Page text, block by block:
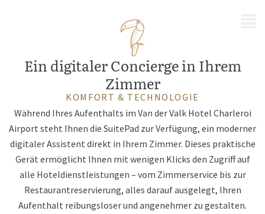
Ein digitaler Concierge in Ihrem
Zimmer
KOMFORT & TECHNOLOGIE
Während Ihres Aufenthalts im Van der Valk Hotel Charleroi
Airport steht Ihnen die SuitePad zur Verfügung, ein moderner
digitaler Assistent direkt in Ihrem Zimmer. Dieses praktische
Gerät ermöglicht Ihnen mit wenigen Klicks den Zugriff auf
alle Hoteldienstleistungen – vom Zimmerservice bis zur
Restaurantreservierung, alles darauf ausgelegt, Ihren
Aufenthalt reibungsloser und angenehmer zu gestalten.